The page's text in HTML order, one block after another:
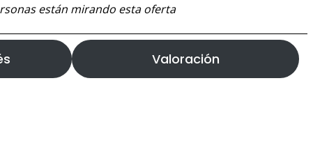
están mirando esta oferta
Valoración